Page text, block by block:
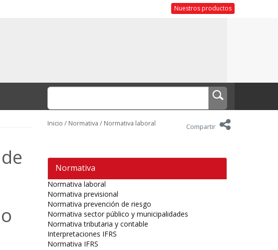
Nuestros productos
Inicio / Normativa / Normativa laboral Compartir
Normativa
Normativa laboral
Normativa previsional
Normativa prevención de riesgo
Normativa sector público y municipalidades
Normativa tributaria y contable
Interpretaciones IFRS
Normativa IFRS